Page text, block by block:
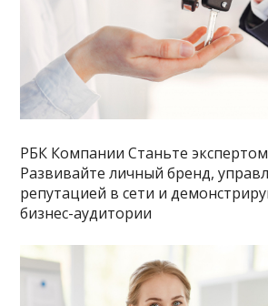
РБК Компании Станьте
Развивайте личный бренд,
репутацией в сети и
бизнес-аудитории